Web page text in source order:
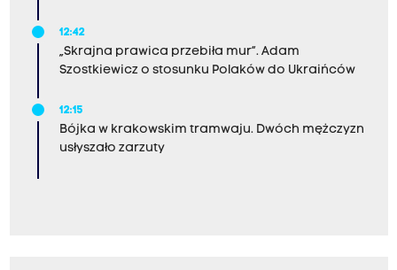
12:42
„Skrajna prawica przebiła mur”. Adam
Szostkiewicz o stosunku Polaków do Ukraińców
12:15
Bójka w krakowskim tramwaju. Dwóch mężczyzn
usłyszało zarzuty